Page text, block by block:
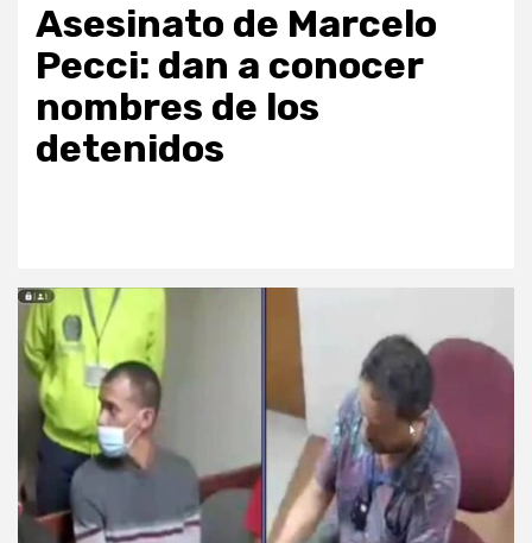
Asesinato de Marcelo
Pecci: dan a conocer
nombres de los
detenidos